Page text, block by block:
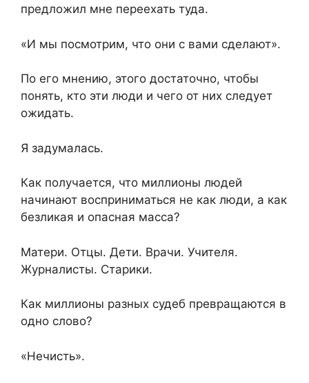
предложил мне переехать туда.
«И мы посмотрим, что они с вами сделают».
По его мнению, этого достаточно, чтобы
понять, кто эти люди и чего от них следует
ожидать.
Я задумалась.
Как получается, что миллионы людей
начинают восприниматься не как люди, а как
безликая и опасная масса?
Матери. Отцы. Дети. Врачи. Учителя.
Журналисты. Старики.
Как миллионы разных судеб превращаются в
одно слово?
«Нечисть».